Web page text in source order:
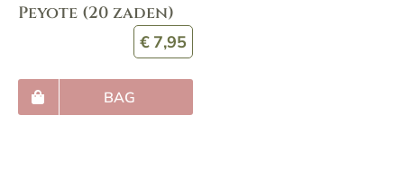
Peyote (20 zaden)
€ 7,95
BAG